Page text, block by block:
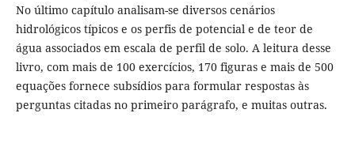
No último capítulo analisam-se diversos cenários
hidrológicos típicos e os perfis de potencial e de teor de
água associados em escala de perfil de solo. A leitura desse
livro, com mais de 100 exercícios, 170 figuras e mais de 500
equações fornece subsídios para formular respostas às
perguntas citadas no primeiro parágrafo, e muitas outras.